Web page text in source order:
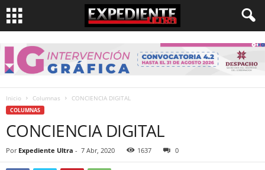
Inicio Columnas CONCIENCIA DIGITAL
COLUMNAS
CONCIENCIA DIGITAL
Por Expediente Ultra - 7 Abr, 2020 1637 0